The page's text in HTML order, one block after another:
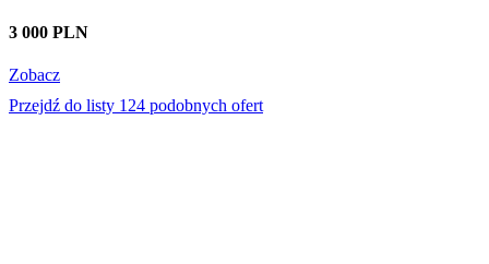
3 000 PLN
Zobacz
Przejdź do listy 124 podobnych ofert